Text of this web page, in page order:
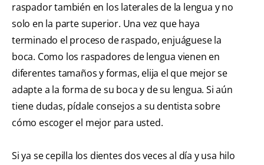
raspador también en los laterales de la lengua y no
solo en la parte superior. Una vez que haya
terminado el proceso de raspado, enjuáguese la
boca. Como los raspadores de lengua vienen en
diferentes tamaños y formas, elija el que mejor se
adapte a la forma de su boca y de su lengua. Si aún
tiene dudas, pídale consejos a su dentista sobre
cómo escoger el mejor para usted.
Si ya se cepilla los dientes dos veces al día y usa hilo